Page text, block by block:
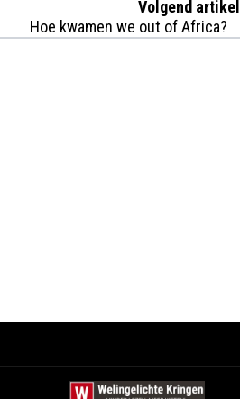
Volgend artikel
Hoe kwamen we out of Africa?